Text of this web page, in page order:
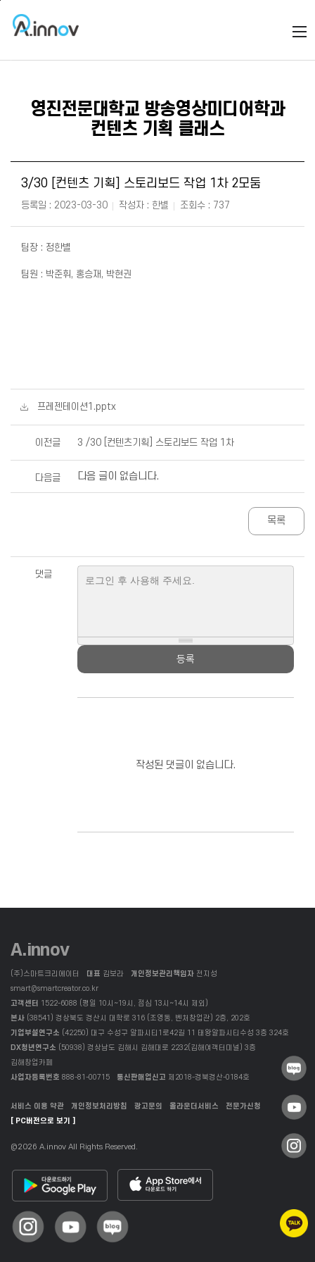
영진전문대학교 방송영상미디어학과
컨텐츠 기획 클래스
3/30 [컨텐츠 기획] 스토리보드 작업 1차 2모둠
등록일 : 2023-03-30 작성자 : 한별 조회수 : 737
팀장 : 정한별
팀원 : 박준휘, 홍승재, 박현권
프레젠테이션1.pptx
이전글 3 /30 [컨텐츠기획] 스토리보드 작업 1차
다음글 다음 글이 없습니다.
목록
댓글
로그인 후 사용해 주세요.
등록
작성된 댓글이 없습니다.
A.innov
(주)스마트크리에이터 대표 김보라 개인정보관리책임자 전지성
smart@smartcreator.co.kr
고객센터 1522-6088 (평일 10시~19시, 점심 13시~14시 제외)
본사 (38541) 경상북도 경산시 대학로 316 (조영동, 벤처창업관) 2층, 202호
기업부설연구소 (42250) 대구 수성구 알파시티1로42길 11 태왕알파시티수성 3층 324호
DX청년연구소 (50938) 경상남도 김해시 김해대로 2232(김해여객터미널) 3층
김해창업카페
사업자등록번호 888-81-00715 통신판매업신고 제2018-경북경산-0184호
서비스 이용 약관 개인정보처리방침 광고문의 올라운더서비스
전문가신청
[ PC버전으로 보기 ]
@2026 A.innov All Rights Reserved.